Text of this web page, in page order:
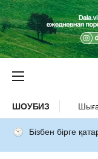
ШОУБИЗ
Бізбен бірге